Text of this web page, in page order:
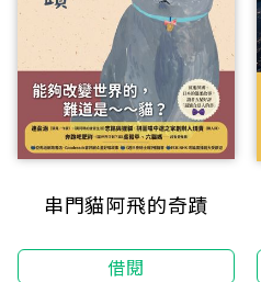
串門貓阿飛的奇蹟
借閱